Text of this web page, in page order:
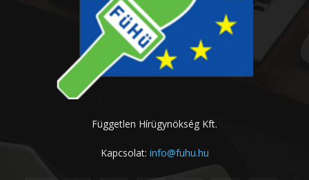
Független Hírügynökség Kft.
Kapcsolat: info@fuhu.hu